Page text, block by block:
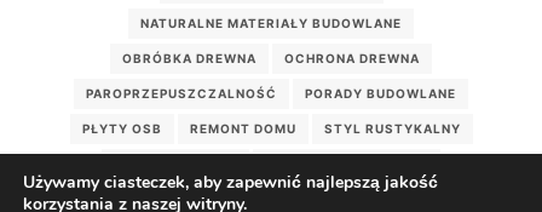
NATURALNE MATERIAŁY BUDOWLANE
OBRÓBKA DREWNA OCHRONA DREWNA
PAROPRZEPUSZCZALNOŚĆ PORADY BUDOWLANE
PŁYTY OSB REMONT DOMU STYL RUSTYKALNY
WILGOĆ W DOMU
Używamy ciasteczek, aby zapewnić najlepszą jakość
korzystania z naszej witryny.